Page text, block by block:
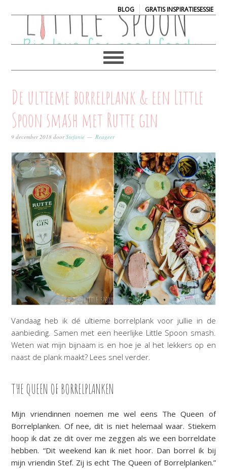
BLOG| GRATIS INSPIRATIESESSIE
De ultieme borrelplank & een Little
Spoon smash met Rutte gin
9 december 2018 doorStefanie Reageer
Vandaag heb ik dé ultieme borrelplank voor jullie in de
aanbieding. Samen met een heerlijke Little Spoon smash.
Weten wat mijn bijnaam is en hoe je al het lekkers op en
naast de plank maakt? Lees snel verder.
THE QUEEN OF BORRELPLANKEN
Mijn vriendinnen noemen me wel eens The Queen of
Borrelplanken. Of nee, dit is niet helemaal waar. Stiekem
hoop ik dat ze dit over me zeggen als we een borreldate
hebben. “Dit weekend kan ik niet hoor. Dan borrel ik bij
mijn vriendin Stef. Zij is echt The Queen of Borrelplanken.”